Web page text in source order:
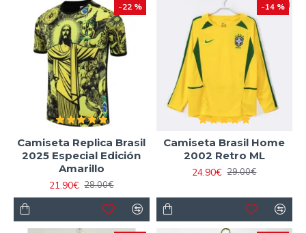
-22 %
Camiseta Replica Brasil
2025 Especial Edición
Amarillo
21.90€ 28.00€
-14 %
Camiseta Brasil Home
2002 Retro ML
24.90€ 29.00€